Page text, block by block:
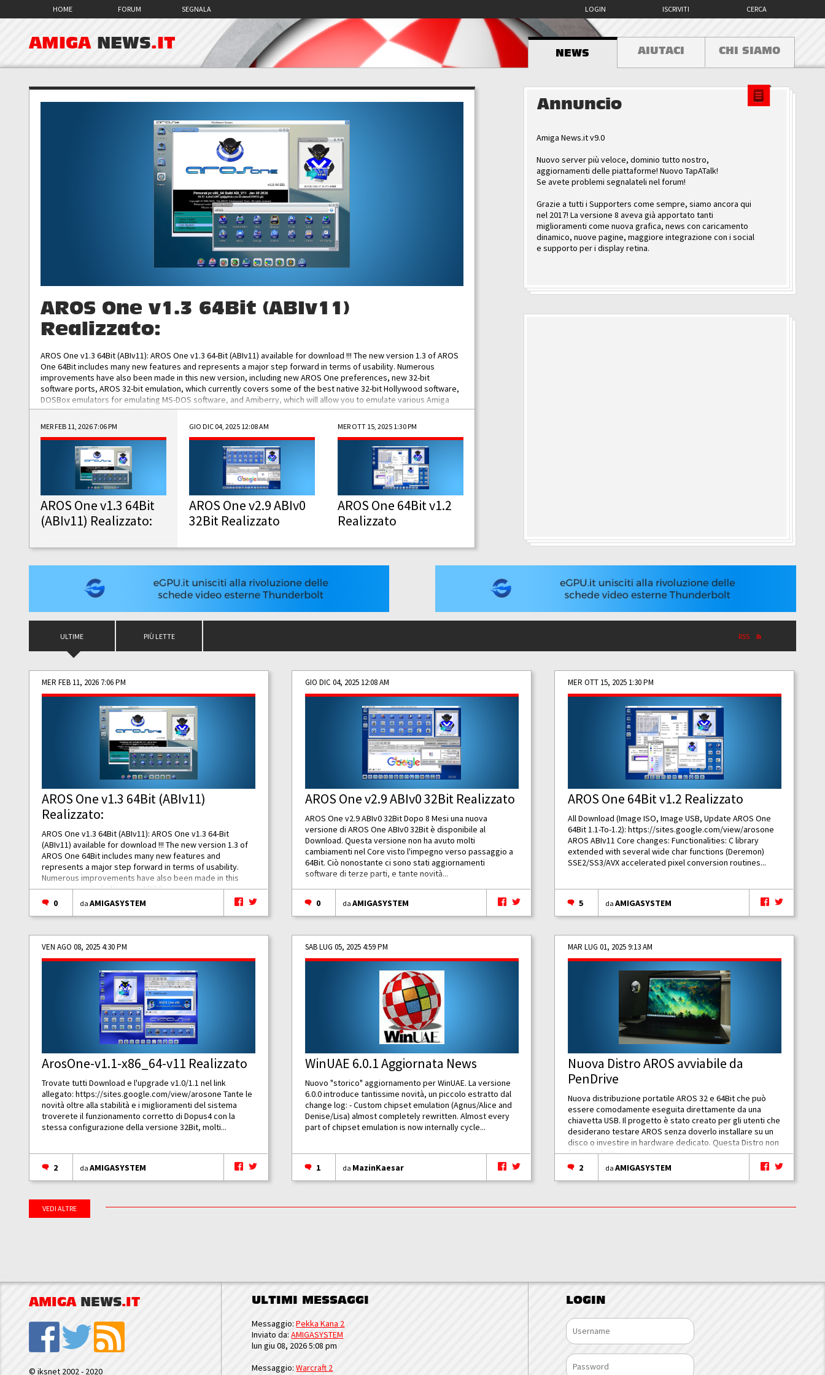
HOME FORUM SEGNALA CERCA
ISCRIVITI
LOGIN
AMIGA NEWS.IT
NEWS AIUTACI CHI SIAMO
AROS One v1.3 64Bit (ABIv11)
Realizzato:
AROS One v1.3 64Bit (ABIv11): AROS One v1.3 64-Bit (ABIv11) available for download !!! The new version 1.3 of AROS
One 64Bit includes many new features and represents a major step forward in terms of usability. Numerous
improvements have also been made in this new version, including new AROS One preferences, new 32-bit
software ports, AROS 32-bit emulation, which currently covers some of the best native 32-bit Hollywood software,
DOSBox emulators for emulating MS-DOS software, and Amiberry, which will allow you to emulate various Amiga
and AROS 68k models. AROS One v1.3 64-Bit-v11 ISO/IMG/: Download Functionalities: Improved...
MER FEB 11, 2026 7:06 PM
AROS One v1.3 64Bit
(ABIv11) Realizzato:
GIO DIC 04, 2025 12:08 AM
AROS One v2.9 ABIv0
32Bit Realizzato
MER OTT 15, 2025 1:30 PM
AROS One 64Bit v1.2
Realizzato
Annuncio
Amiga News.it v9.0
Nuovo server più veloce, dominio tutto nostro,
aggiornamenti delle piattaforme! Nuovo TapATalk!
Se avete problemi segnalateli nel forum!
Grazie a tutti i Supporters come sempre, siamo ancora qui
nel 2017! La versione 8 aveva già apportato tanti
miglioramenti come nuova grafica, news con caricamento
dinamico, nuove pagine, maggiore integrazione con i social
e supporto per i display retina.
ULTIME PIÙ LETTE RSS
MER FEB 11, 2026 7:06 PM
AROS One v1.3 64Bit (ABIv11)
Realizzato:
AROS One v1.3 64Bit (ABIv11): AROS One v1.3 64-Bit
(ABIv11) available for download !!! The new version 1.3 of
AROS One 64Bit includes many new features and
represents a major step forward in terms of usability.
Numerous improvements have also been made in this
new version, including new AROS...
0
daAMIGASYSTEM
GIO DIC 04, 2025 12:08 AM
AROS One v2.9 ABIv0 32Bit Realizzato
AROS One v2.9 ABIv0 32Bit Dopo 8 Mesi una nuova
versione di AROS One ABIv0 32Bit è disponibile al
Download. Questa versione non ha avuto molti
cambiamenti nel Core visto l'impegno verso passaggio a
64Bit. Ciò nonostante ci sono stati aggiornamenti
software di terze parti, e tante novità...
0 daAMIGASYSTEM
MER OTT 15, 2025 1:30 PM
AROS One 64Bit v1.2 Realizzato
All Download (Image ISO, Image USB, Update AROS One
64Bit 1.1-To-1.2): https://sites.google.com/view/arosone
AROS ABIv11 Core changes: Functionalities: C library
extended with several wide char functions (Deremon)
SSE2/SS3/AVX accelerated pixel conversion routines...
5 daAMIGASYSTEM
VEN AGO 08, 2025 4:30 PM
ArosOne-v1.1-x86_64-v11 Realizzato
Trovate tutti Download e l'upgrade v1.0/1.1 nel link
allegato:https://sites.google.com/view/arosone Tante le
novità oltre alla stabilità e i miglioramenti del sistema
troverete il funzionamento corretto di Dopus4 con la
stessa configurazione della versione 32Bit, molti...
2 daAMIGASYSTEM
SAB LUG 05, 2025 4:59 PM
WinUAE 6.0.1 Aggiornata News
Nuovo "storico" aggiornamento per WinUAE. La versione
6.0.0 introduce tantissime novità, un piccolo estratto dal
change log: - Custom chipset emulation (Agnus/Alice and
Denise/Lisa) almost completely rewritten. Almost every
part of chipset emulation is now internally cycle...
1 da MazinKaesar
MAR LUG 01, 2025 9:13 AM
Nuova Distro AROS avviabile da
PenDrive
Nuova distribuzione portatile AROS 32 e 64Bit che può
essere comodamente eseguita direttamente da una
chiavetta USB. Il progetto è stato creato per gli utenti che
desiderano testare AROS senza doverlo installare su un
disco o investire in hardware dedicato. Questa Distro non
è un prodotto...
2
daAMIGASYSTEM
VEDI ALTRE
AMIGA NEWS.IT
© iksnet 2002 - 2020
ULTIMI MESSAGGI
Messaggio:Pekka Kana 2
Inviato da:AMIGASYSTEM
lun giu 08, 2026 5:08 pm
Messaggio:Warcraft 2
LOGIN